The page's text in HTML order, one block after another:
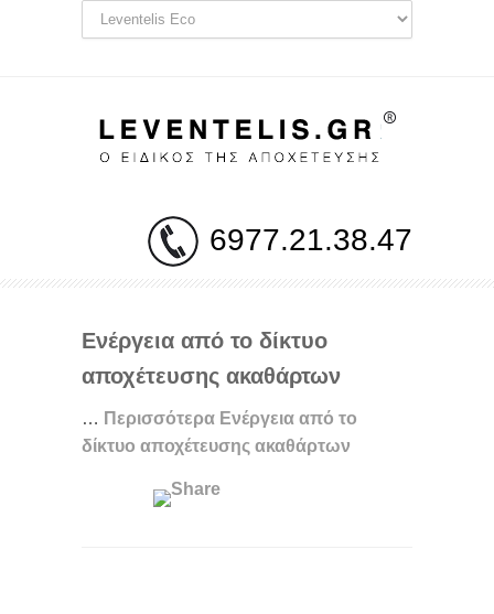
6977.21.38.47
Ενέργεια από το δίκτυο
αποχέτευσης ακαθάρτων
… Περισσότερα Ενέργεια από το
δίκτυο αποχέτευσης ακαθάρτων